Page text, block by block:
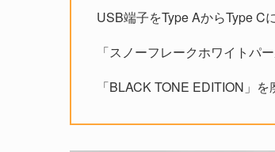
USB端子をType AからType C
「スノーフレークホワイトパ
「BLACK TONE EDITION」を